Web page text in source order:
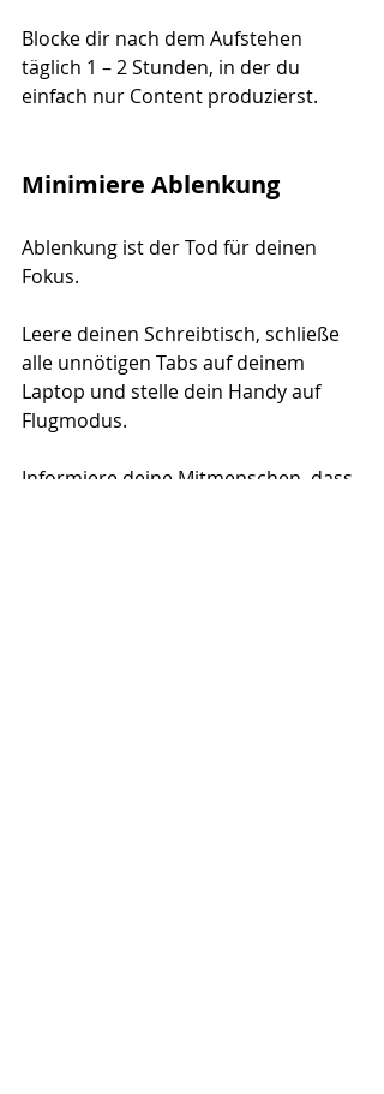
Blocke dir nach dem Aufstehen
täglich 1 – 2 Stunden, in der du
einfach nur Content produzierst.
Minimiere Ablenkung
Ablenkung ist der Tod für deinen
Fokus.
Leere deinen Schreibtisch, schließe
alle unnötigen Tabs auf deinem
Laptop und stelle dein Handy auf
Flugmodus.
Informiere deine Mitmenschen, dass